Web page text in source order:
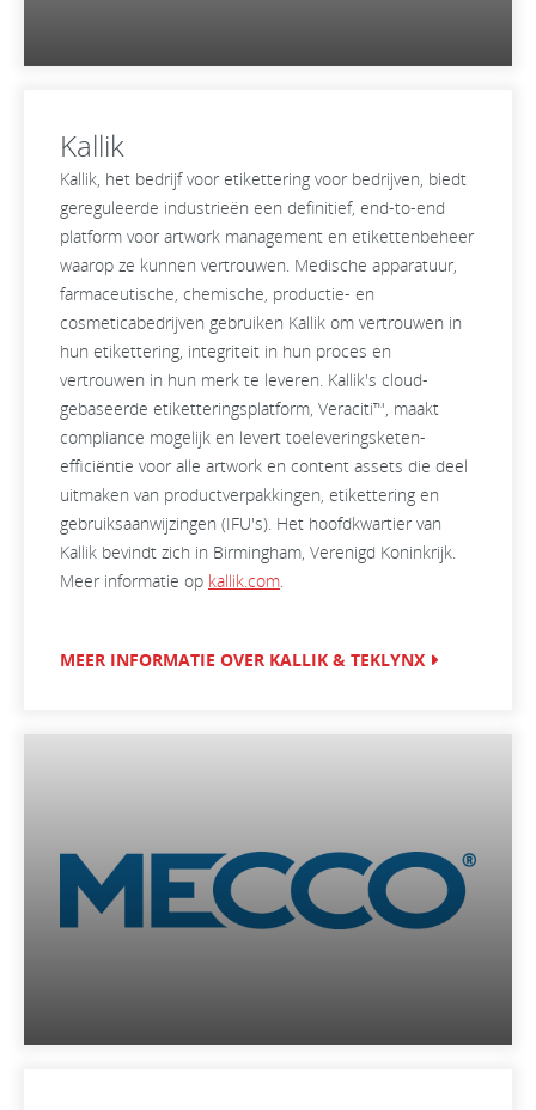
Kallik
Kallik, het bedrijf voor etikettering voor bedrijven, biedt
gereguleerde industrieën een definitief, end-to-end
platform voor artwork management en etikettenbeheer
waarop ze kunnen vertrouwen. Medische apparatuur,
farmaceutische, chemische, productie- en
cosmeticabedrijven gebruiken Kallik om vertrouwen in
hun etikettering, integriteit in hun proces en
vertrouwen in hun merk te leveren. Kallik's cloud-
gebaseerde etiketteringsplatform, Veraciti™, maakt
compliance mogelijk en levert toeleveringsketen-
efficiëntie voor alle artwork en content assets die deel
uitmaken van productverpakkingen, etikettering en
gebruiksaanwijzingen (IFU's). Het hoofdkwartier van
Kallik bevindt zich in Birmingham, Verenigd Koninkrijk.
Meer informatie op kallik.com.
MEER INFORMATIE OVER KALLIK & TEKLYNX